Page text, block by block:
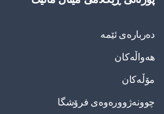
دەربارەی ئێمە
هەواڵەکان
مۆڵەکان
چوونەژوورەوەی فرۆشگا